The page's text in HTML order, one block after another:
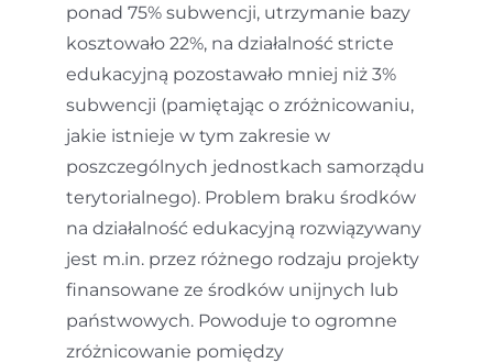
ponad 75% subwencji, utrzymanie bazy
kosztowało 22%, na działalność stricte
edukacyjną pozostawało mniej niż 3%
subwencji (pamiętając o zróżnicowaniu,
jakie istnieje w tym zakresie w
poszczególnych jednostkach samorządu
terytorialnego). Problem braku środków
na działalność edukacyjną rozwiązywany
jest m.in. przez różnego rodzaju projekty
finansowane ze środków unijnych lub
państwowych. Powoduje to ogromne
zróżnicowanie pomiędzy